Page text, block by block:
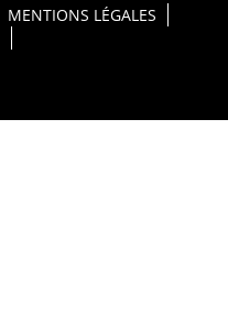
MENTIONS LÉGALES